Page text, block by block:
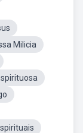
Milicia